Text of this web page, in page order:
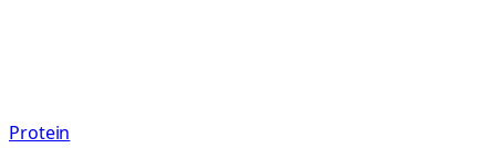
Protein